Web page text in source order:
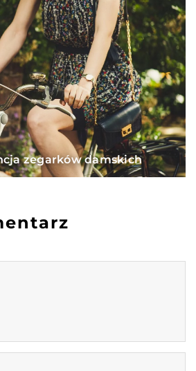
zegarków damskich